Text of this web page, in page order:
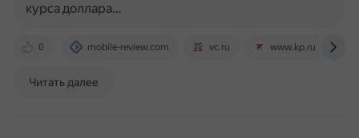
0 mobile-review.com vc.ru www.kp.ru
курса доллара…
Читать далее